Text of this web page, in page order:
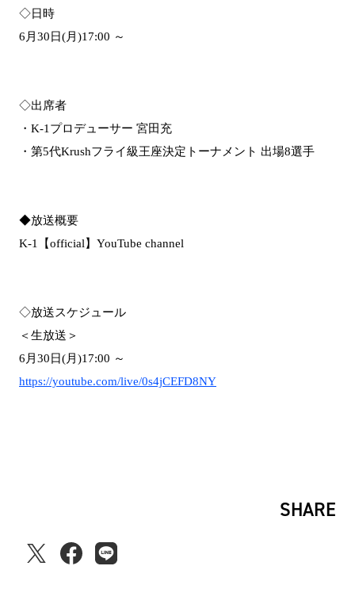
◇日時
6月30日(月)17:00 ～
◇出席者
・K-1プロデューサー 宮田充
・第5代Krushフライ級王座決定トーナメント 出場8選手
◆放送概要
K-1【official】YouTube channel
◇放送スケジュール
＜生放送＞
6月30日(月)17:00 ～
https://youtube.com/live/0s4jCEFD8NY
SHARE